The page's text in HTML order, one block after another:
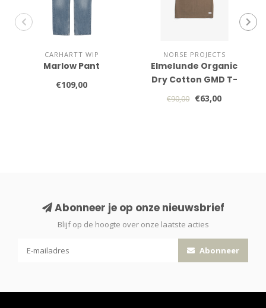
CARHARTT WIP
Marlow Pant
€109,00
NORSE PROJECTS
Elmelunde Organic
Dry Cotton GMD T-
shirt
€90,00 €63,00
Abonneer je op onze nieuwsbrief
Blijf op de hoogte over onze laatste acties
Abonneer